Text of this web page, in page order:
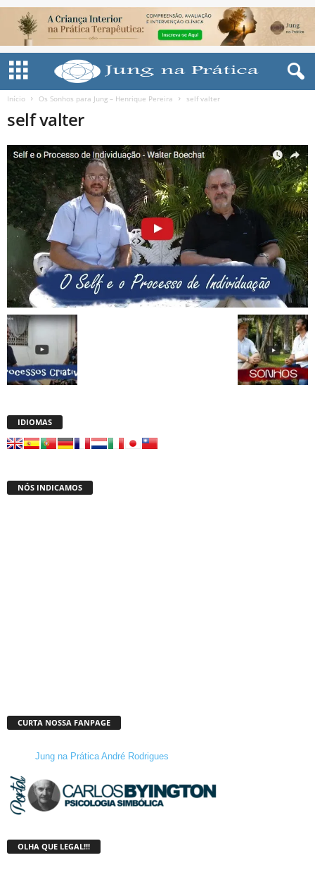
Início Os Sonhos para Jung – Henrique Pereira self valter
self valter
IDIOMAS
NÓS INDICAMOS
CURTA NOSSA FANPAGE
Jung na Prática André Rodrigues
OLHA QUE LEGAL!!!